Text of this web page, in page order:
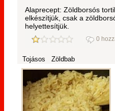
Alaprecept: Zöldborsós
elkészítjük, csak a
helyettesítjük.
0
Tojásos Zöldbab